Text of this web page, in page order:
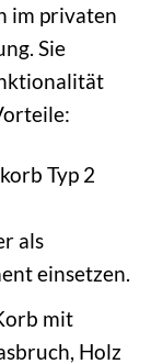
im privaten
Sie
Typ 2
als
einsetzen.
mit
Holz